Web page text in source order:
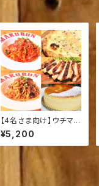
【4名さま向け】ウチマル
ファミリーセット
¥5,200